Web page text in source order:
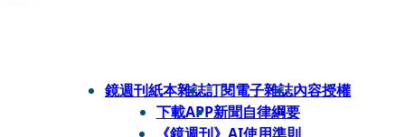
鏡週刊紙本雜誌訂閱電子雜誌內容授權
下載APP新聞自律綱要